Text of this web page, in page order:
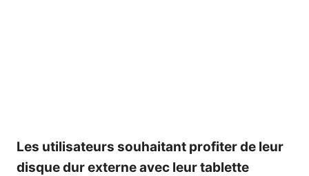
Les utilisateurs souhaitant profiter de leur
disque dur externe avec leur tablette